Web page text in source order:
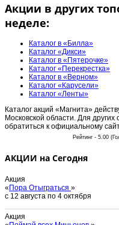
Акции в других
неделе:
Каталог в «Билла»
Каталог «Дикси»
Каталог в «Пятерочке»
Каталог «Перекрестка»
Каталог в «Верном»
Каталог «Карусели»
Каталог «Ленты»
Каталог акций «Магнита»
Московской области. Для
обратиться к официальному
Рейтинг - 5.00
АКЦИИ на Сегодня
Акция
«Пора Отыграться »
с 12 августа по 4 октября
Акция